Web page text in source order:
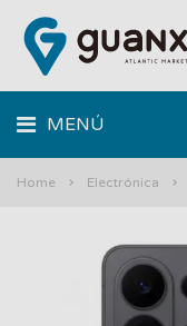
MENÚ
Home Electrónica